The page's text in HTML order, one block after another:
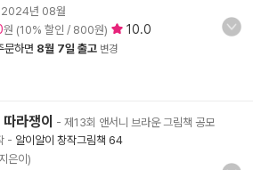
2024년 08월
원 (10% 할인 / 800원) 10.0
문하면 8월 7일 출고 변경
라쟁이 - 제13회 앤서니 브라운 그림책 공모
- 알이알이 창작그림책 64
은이)